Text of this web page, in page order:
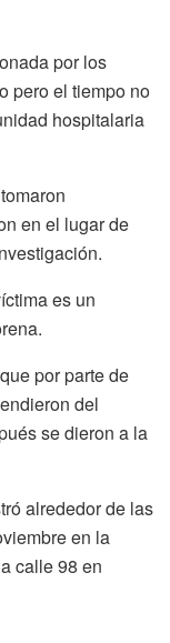
por los
pero el tiempo no
hospitalaria
en el lugar de
es un
por parte de
del
se dieron a la
alrededor de las
en la
calle 98 en